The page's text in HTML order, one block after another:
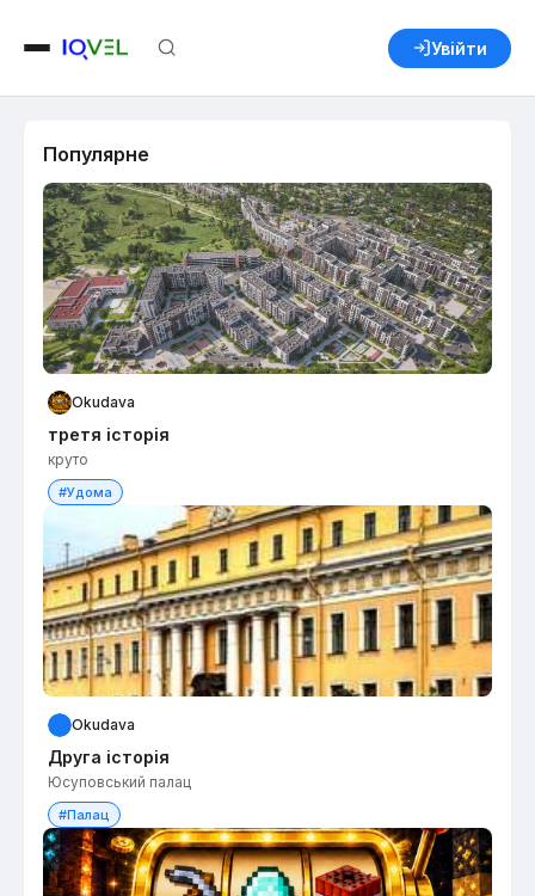
Увійти
Популярне
Okudava
третя історія
круто
#Удома
Okudava
Друга історія
Юсуповський палац
#Палац